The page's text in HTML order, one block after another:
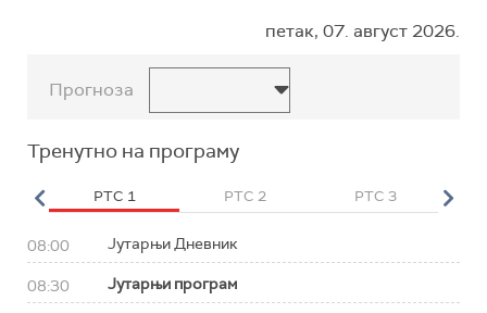
петак, 07. август 2026.
Прогноза
Тренутно на програму
РТС 1 РТС 2 РТС 3
08:00 Јутарњи Дневник
08:30 Јутарњи програм